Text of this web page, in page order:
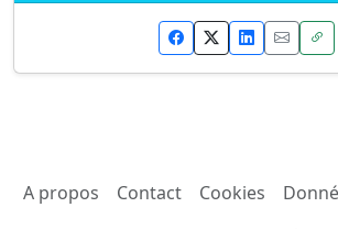
A propos Contact Cookies